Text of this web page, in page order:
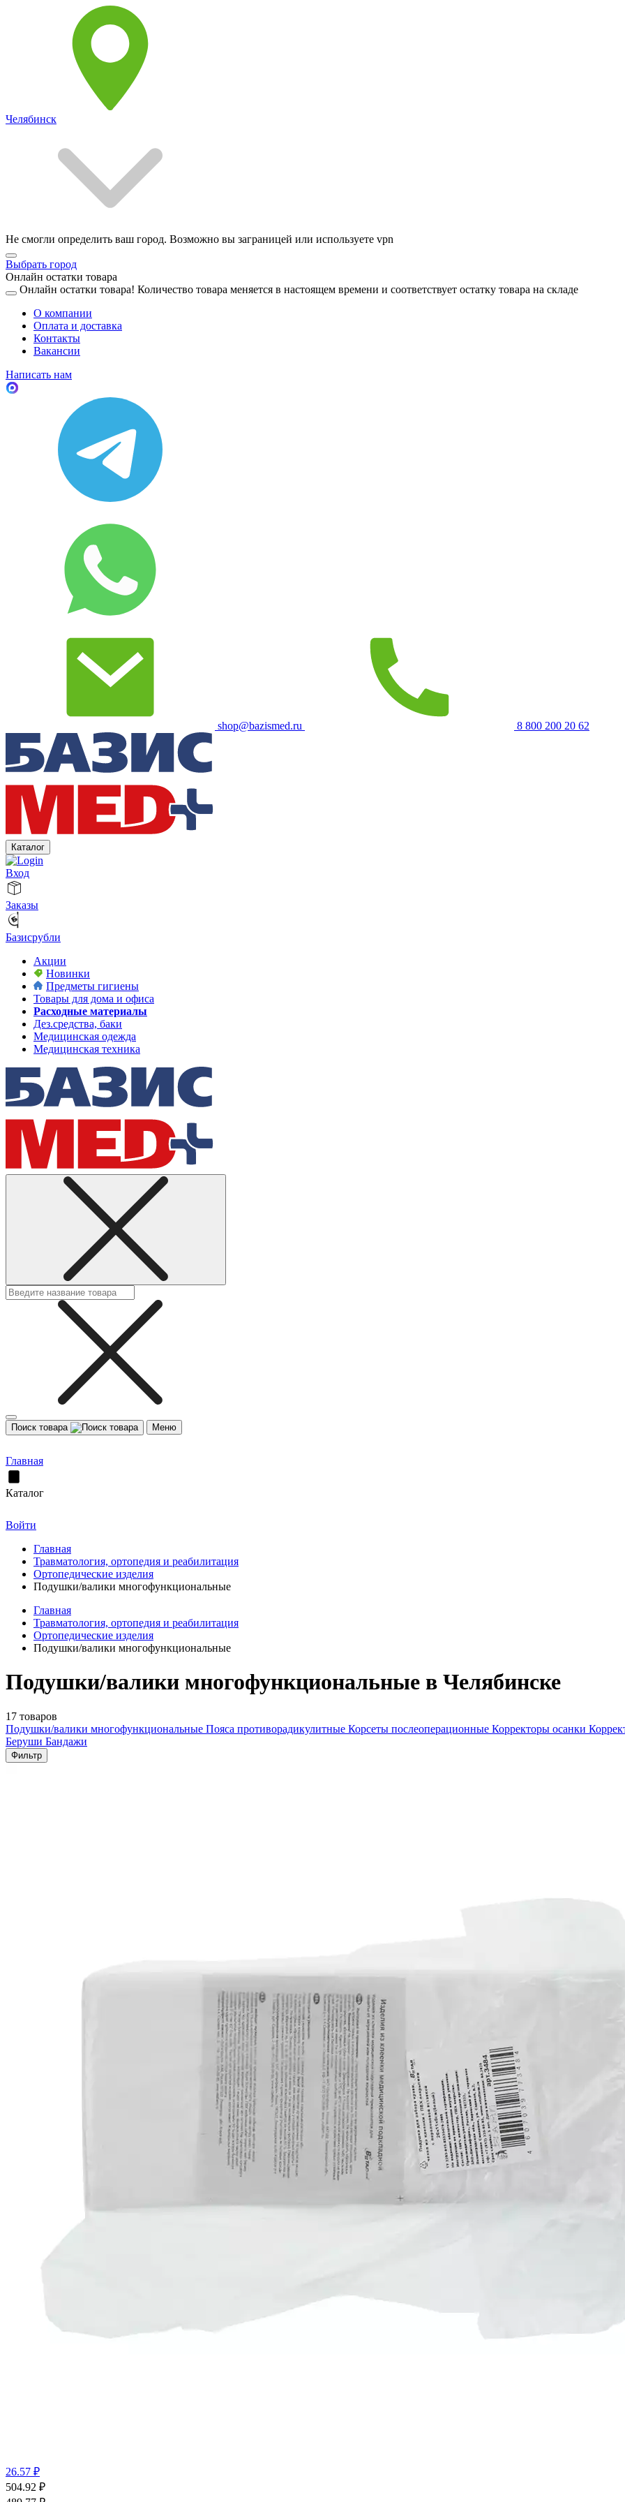
Челябинск
Не смогли определить ваш город. Возможно вы заграницей или используете vpn
Выбрать город
Онлайн остатки товара
Онлайн остатки товара! Количество товара меняется в настоящем времени и соответствует остатку товара на складе
О компании
Оплата и доставка
Контакты
Вакансии
Написать нам
shop@bazismed.ru 8 800 200 20 62
Каталог
Вход
Заказы
Базисрубли
Акции
Новинки
Предметы гигиены
Товары для дома и офиса
Расходные материалы
Дез.средства, баки
Медицинская одежда
Медицинская техника
Поиск товара Меню
Главная
Каталог
Войти
Главная
Травматология, ортопедия и реабилитация
Ортопедические изделия
Подушки/валики многофункциональные
Главная
Травматология, ортопедия и реабилитация
Ортопедические изделия
Подушки/валики многофункциональные
Подушки/валики многофункциональные в Челябинске
17 товаров
Подушки/валики многофункциональные Пояса противорадикулитные Корсеты послеоперационные Корректоры осанки
Беруши Бандажи
Фильтр
26.57 ₽
504.92 ₽